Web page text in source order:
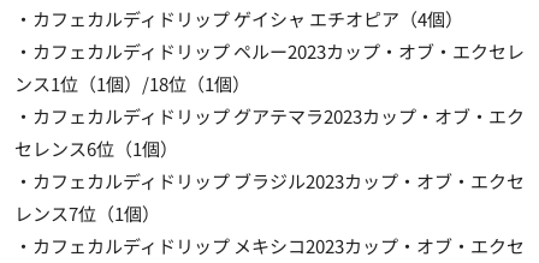
・カフェカルディドリップ ゲイシャ エチオピア（4個）
・カフェカルディドリップ ペルー2023カップ・オブ・エクセレ
ンス1位（1個）/18位（1個）
・カフェカルディドリップ グアテマラ2023カップ・オブ・エク
セレンス6位（1個）
・カフェカルディドリップ ブラジル2023カップ・オブ・エクセ
レンス7位（1個）
・カフェカルディドリップ メキシコ2023カップ・オブ・エクセ